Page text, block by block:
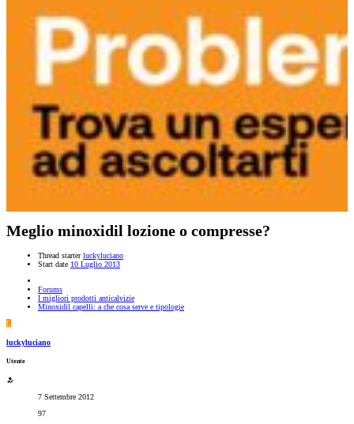
Meglio minoxidil lozione o compresse?
Thread starter luckyluciano
Start date 10 Luglio 2013
Forums
I migliori prodotti anticalvizie
Minoxidil capelli: a che cosa serve e tipologie
L
luckyluciano
Utente
7 Settembre 2012
97